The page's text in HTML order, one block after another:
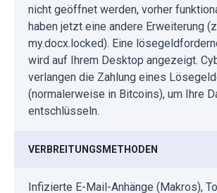
nicht geöffnet werden, vorher
haben jetzt eine andere Erweiterung
my.docx.locked). Eine
wird auf Ihrem Desktop angezeigt.
verlangen die Zahlung eines
(normalerweise in Bitcoins), um Ihre
entschlüsseln.
VERBREITUNGSMETHODEN
Infizierte E-Mail-Anhänge (Makros),